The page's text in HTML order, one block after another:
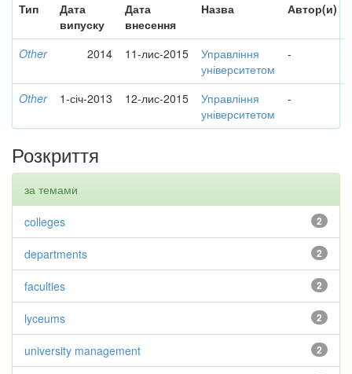
Тип
Дата
випуску
Дата
внесення
Назва Автор(и)
Other 2014 11-лис-2015
Управління
університетом
-
Other 1-січ-2013 12-лис-2015
Управління
університетом
-
Розкриття
за темами
2
colleges
2
departments
2
faculties
2
lyceums
2
university management